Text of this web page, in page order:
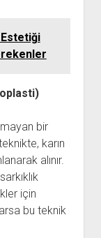
Estetiği
bir
karın
alınır.
için
bu teknik